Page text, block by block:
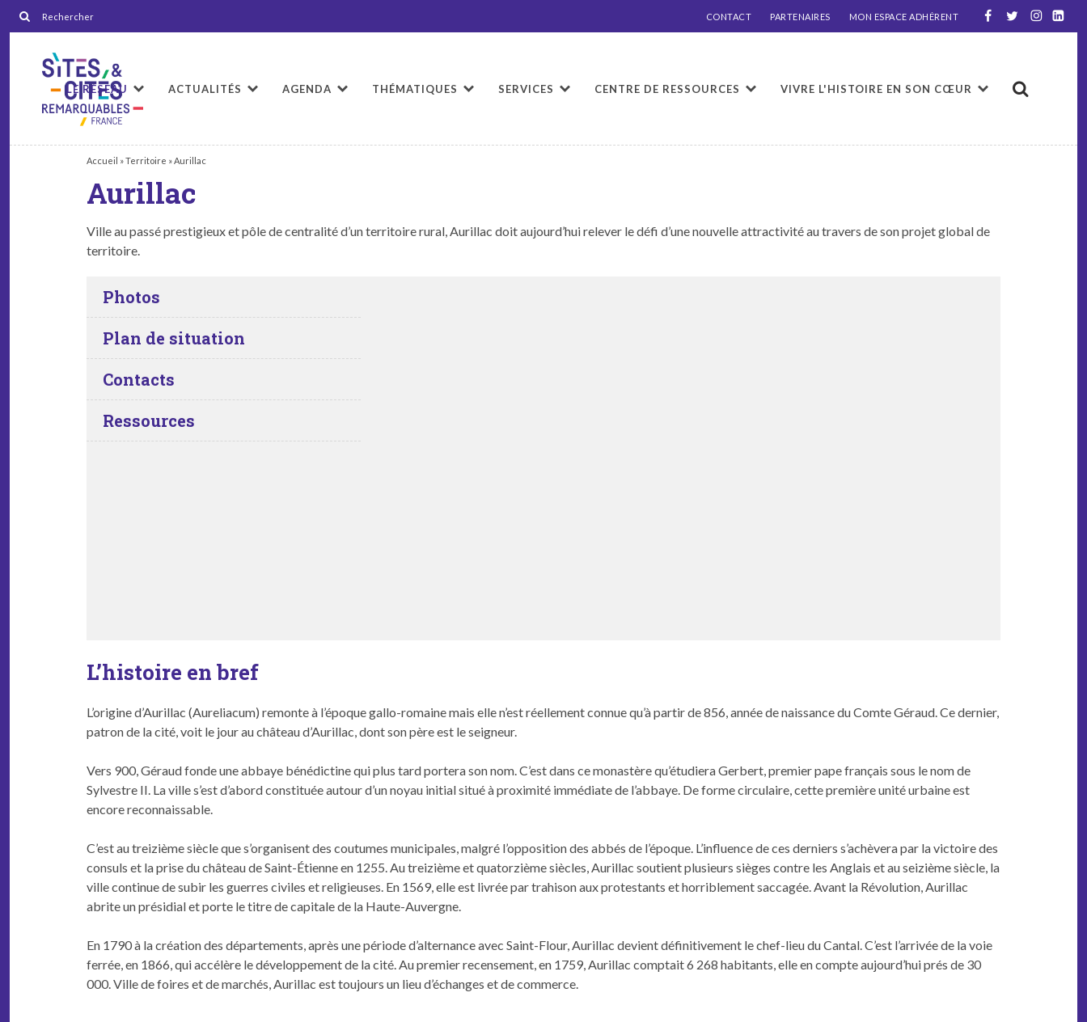
CONTACT PARTENAIRES MON ESPACE ADHÉRENT
LE RÉSEAU ACTUALITÉS AGENDA THÉMATIQUES SERVICES CENTRE DE RESSOURCES VIVRE L'HISTOIRE EN SON CŒUR
Accueil »Territoire »Aurillac
Aurillac
Ville au passé pres­tigieux et pôle de cen­tral­ité d’un ter­ri­toire rur­al, Auril­lac doit aujour­d’hui relever le défi d’une nou­velle attrac­tiv­ité au tra­vers de son pro­jet glob­al de
territoire.
Photos
Plan de situation
Contacts
Ressources
L’histoire en bref
L’origine d’Au­ril­lac (Aure­li­acum) remonte à l’époque gal­lo-romaine mais elle n’est réelle­ment con­nue qu’à par­tir de 856, année de nais­sance du Comte Géraud. Ce dernier,
patron de la cité, voit le jour au château d’Au­ril­lac, dont son père est le seigneur.
Vers 900, Géraud fonde une abbaye béné­dic­tine qui plus tard portera son nom. C’est dans ce monastère qu’étudiera Ger­bert, pre­mier pape français sous le nom de
Sylvestre II. La ville s’est d’abord con­sti­tuée autour d’un noy­au ini­tial situé à prox­im­ité immé­di­ate de l’abbaye. De forme cir­cu­laire, cette pre­mière unité urbaine est
encore reconnaissable.
C’est au treiz­ième siè­cle que s’or­gan­isent des cou­tumes munic­i­pales, mal­gré l’op­po­si­tion des abbés de l’époque. L’influence de ces derniers s’achèvera par la vic­toire des
con­suls et la prise du château de Saint-Éti­enne en 1255. Au treiz­ième et qua­torz­ième siè­cles, Auril­lac sou­tient plusieurs sièges con­tre les Anglais et au seiz­ième siè­cle, la
ville con­tin­ue de subir les guer­res civiles et religieuses. En 1569, elle est livrée par trahi­son aux protes­tants et hor­ri­ble­ment saccagée. Avant la Révo­lu­tion, Auril­lac
abrite un pré­sidi­al et porte le titre de cap­i­tale de la Haute-Auvergne.
En 1790 à la créa­tion des départe­ments, après une péri­ode d’al­ter­nance avec Saint-Flour, Auril­lac devient défini­tive­ment le chef-lieu du Can­tal. C’est l’ar­rivée de la voie
fer­rée, en 1866, qui accélère le développe­ment de la cité. Au pre­mier recense­ment, en 1759, Auril­lac comp­tait 6 268 habi­tants, elle en compte aujour­d’hui prés de 30
000. Ville de foires et de marchés, Auril­lac est tou­jours un lieu d’échanges et de commerce.